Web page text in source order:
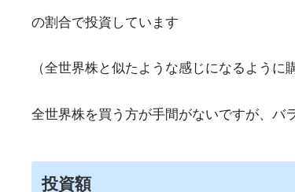
の割合で投資しています
（全世界株と似たような感じになるように
全世界株を買う方が手間がないですが、バ
投資額